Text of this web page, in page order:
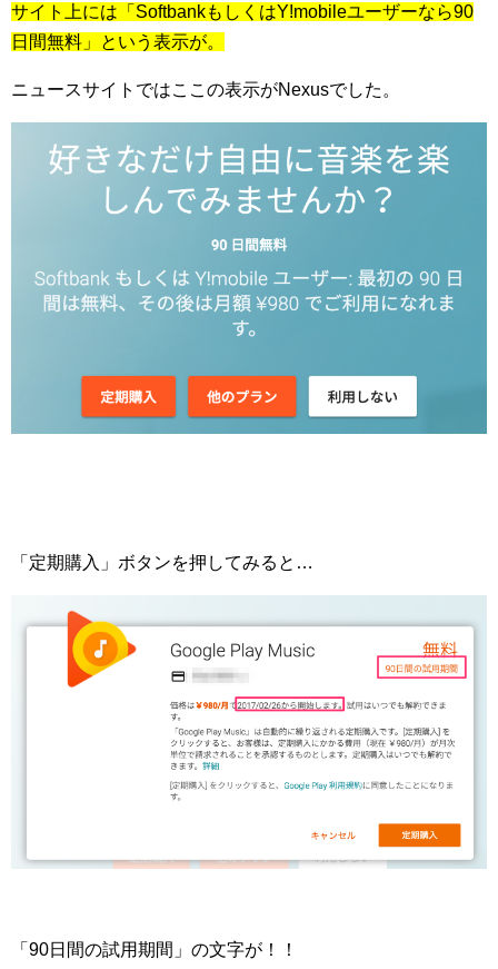
サイト上には「SoftbankもしくはY!mobileユーザーなら90
日間無料」という表示が。
ニュースサイトではここの表示がNexusでした。
「定期購入」ボタンを押してみると…
「90日間の試用期間」の文字が！！